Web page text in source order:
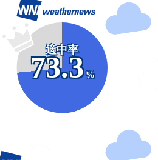
適中率
73.3
%